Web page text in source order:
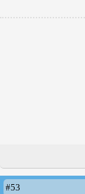
#53